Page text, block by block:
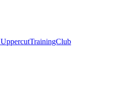
UppercutTrainingClub